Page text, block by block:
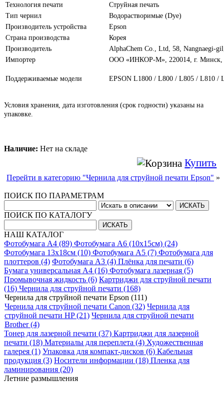
Технология печати
Струйная печать
Тип чернил
Водорастворимые (Dye)
Производитель устройства
Epson
Страна производства
Корея
Производитель
AlphaChem Сo., Ltd, 58, Nangnaegi-
Импортер
ООО «ИНКОР-М», 220014, г. Минск,
Поддерживаемые модели EPSON L1800 / L800 / L805 / L810 /
Условия хранения, дата изготовления (срок годности) указаны на
упаковке.
Наличие: Нет на складе
Купить
Перейти в категорию "Чернила для струйной печати Epson" »
ПОИСК ПО ПАРАМЕТРАМ
ПОИСК ПО КАТАЛОГУ
НАШ КАТАЛОГ
Фотобумага A4 (89) Фотобумага A6 (10х15см) (24)
Фотобумага 13х18см (10) Фотобумага A5 (7) Фотобумага для
плоттеров (4) Фотобумага A3 (4) Плёнка для печати (6)
Бумага универсальная A4 (16) Фотобумага лазерная (5)
Промывочная жидкость (6) Картриджи для струйной печати
(16) Чернила для струйной печати (168)
Чернила для струйной печати Epson (111)
Чернила для струйной печати Canon (32) Чернила для
струйной печати HP (21) Чернила для струйной печати
Brother (4)
Тонер для лазерной печати (37) Картриджи для лазерной
печати (18) Материалы для переплета (4) Художественная
галерея (1) Упаковка для компакт-дисков (6) Кабельная
продукция (3) Носители информации (18) Пленка для
ламинирования (20)
Летние размышления